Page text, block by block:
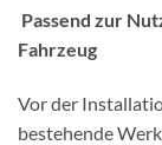
Passend zur
Fahrzeug
Vor der
bestehende